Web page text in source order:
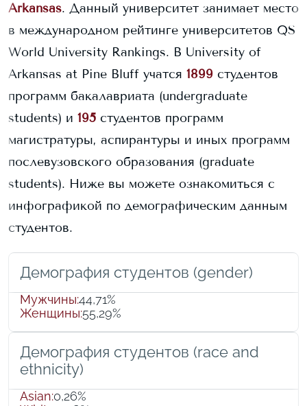
Arkansas. Данный университет занимает место
в международном рейтинге университетов QS
World University Rankings. В University of
Arkansas at Pine Bluff учатся 1899 студентов
программ бакалавриата (undergraduate
students) и 195 студентов программ
магистратуры, аспирантуры и иных программ
послевузовского образования (graduate
students). Ниже вы можете ознакомиться с
инфографикой по демографическим данным
студентов.
Демография студентов (gender)
Мужчины:44,71%
Женщины:55,29%
Демография студентов (race and
ethnicity)
Asian:0,26%